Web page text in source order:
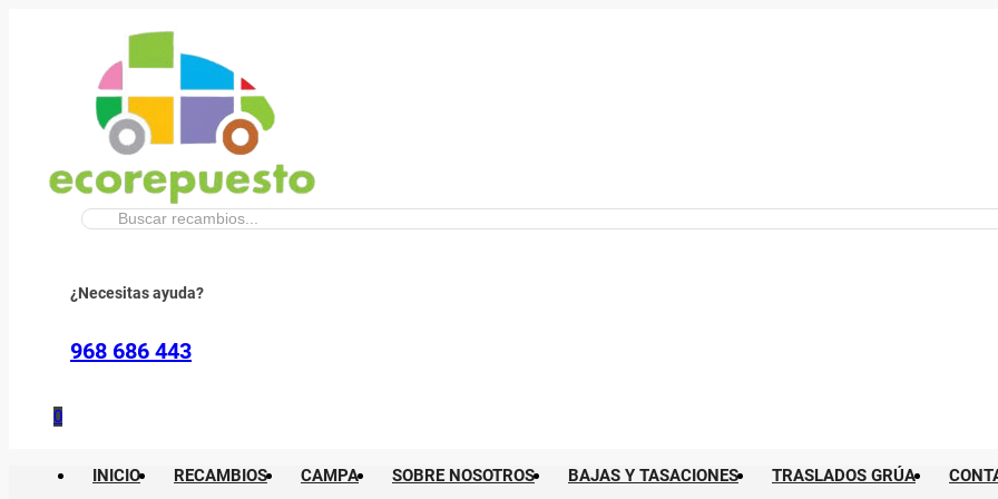
Buscar:
¿Necesitas ayuda?
968 686 443
0
INICIO RECAMBIOS CAMPA SOBRE NOSOTROS BAJAS Y TASACIONES TRASLADOS GRÚA